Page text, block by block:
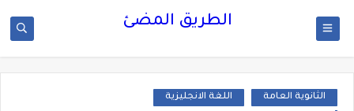
الطريق المضئ
الثانوية العامة اللغة الانجليزية